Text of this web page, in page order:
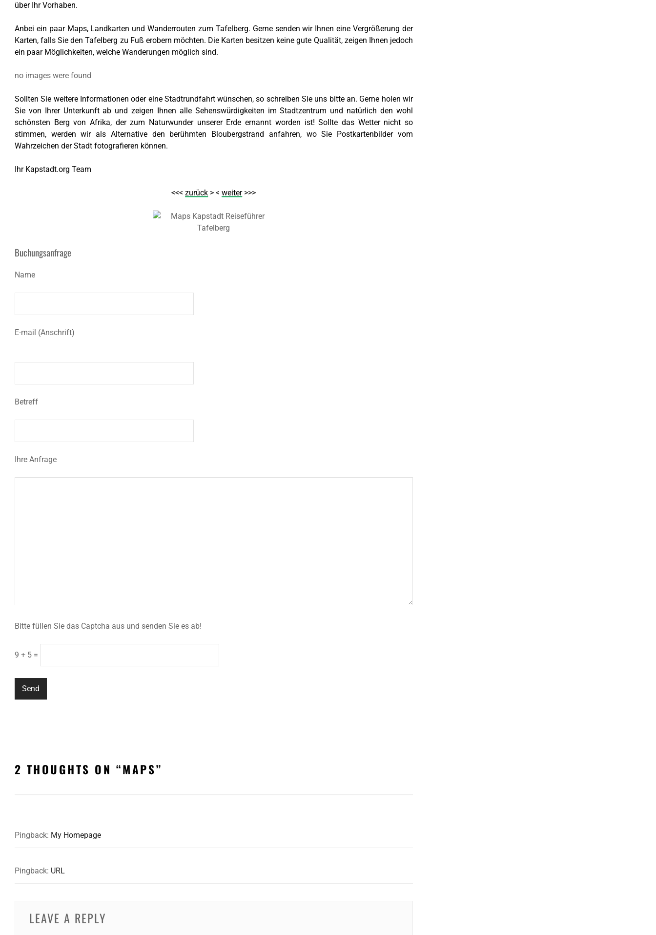
über Ihr Vorhaben.
Anbei ein paar Maps, Landkarten und Wanderrouten zum Tafelberg. Gerne senden wir Ihnen eine Vergrößerung der
Karten, falls Sie den Tafelberg zu Fuß erobern möchten. Die Karten besitzen keine gute Qualität, zeigen Ihnen jedoch
ein paar Möglichkeiten, welche Wanderungen möglich sind.
no images were found
Sollten Sie weitere Informationen oder eine Stadtrundfahrt wünschen, so schreiben Sie uns bitte an. Gerne holen wir
Sie von Ihrer Unterkunft ab und zeigen Ihnen alle Sehenswürdigkeiten im Stadtzentrum und natürlich den wohl
schönsten Berg von Afrika, der zum Naturwunder unserer Erde ernannt worden ist! Sollte das Wetter nicht so
stimmen, werden wir als Alternative den berühmten Bloubergstrand anfahren, wo Sie Postkartenbilder vom
Wahrzeichen der Stadt fotografieren können.
Ihr Kapstadt.org Team
<<<zurück > <weiter>>>
Buchungsanfrage
Name
E-mail (Anschrift)
Betreff
Ihre Anfrage
Bitte füllen Sie das Captcha aus und senden Sie es ab!
9 + 5 =
2 THOUGHTS ON “MAPS”
Pingback: My Homepage
Pingback: URL
LEAVE A REPLY